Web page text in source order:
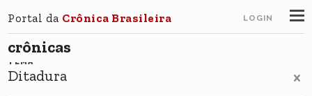
Portal da Crônica Brasileira LOGIN
crônicas
TEMA
Ditadura